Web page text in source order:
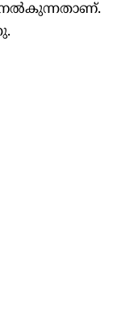
നൽകുന്നതാണ്.